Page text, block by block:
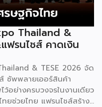
Thailand &
ฟรนไชส์ คาดเงิน
& TESE 2026 จัด
ซัพพลายเออร์สินค้า
อย่างครบวงจรในงานเดียว
ยช่วยไทย แฟรนไชส์สร้าง